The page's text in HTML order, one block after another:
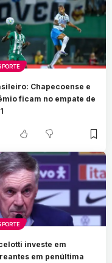
Chapecoense e
ficam no empate de
investe em
em penúltima